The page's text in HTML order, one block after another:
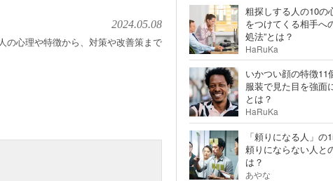
2024.05.08
の心理や特徴から、対策や改善策まで
粗探しする人の10の
をつけてくる相手へ
処法”とは？
HaRuKa
いかつい顔の特徴11
服装で見た目を強面
とは？
HaRuKa
「頼りになる人」の
頼りにならない人と
は？
あやな